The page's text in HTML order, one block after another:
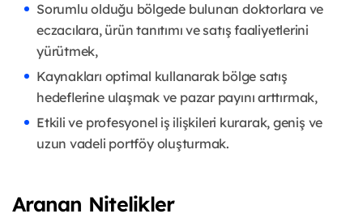
Sorumlu olduğu bölgede bulunan doktorlara ve
eczacılara, ürün tanıtımı ve satış faaliyetlerini
yürütmek,
Kaynakları optimal kullanarak bölge satış
hedeflerine ulaşmak ve pazar payını arttırmak,
Etkili ve profesyonel iş ilişkileri kurarak, geniş ve
uzun vadeli portföy oluşturmak.
Aranan Nitelikler